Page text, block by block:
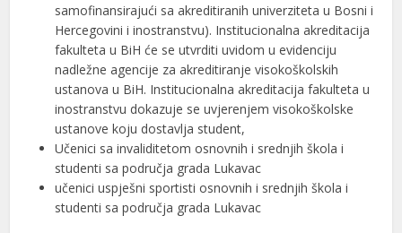
samofinansirajući sa akreditiranih univerziteta u Bosni i
Hercegovini i inostranstvu). Institucionalna akreditacija
fakulteta u BiH će se utvrditi uvidom u evidenciju
nadležne agencije za akreditiranje visokoškolskih
ustanova u BiH. Institucionalna akreditacija fakulteta u
inostranstvu dokazuje se uvjerenjem visokoškolske
ustanove koju dostavlja student,
Učenici sa invaliditetom osnovnih i srednjih škola i
studenti sa područja grada Lukavac
učenici uspješni sportisti osnovnih i srednjih škola i
studenti sa područja grada Lukavac